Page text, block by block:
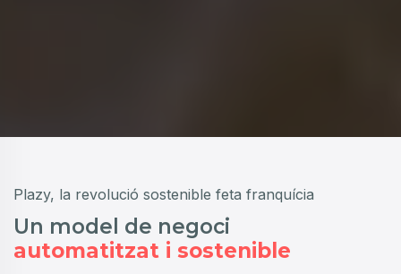
Plazy, la revolució sostenible feta franquícia
Un model de negoci
automatitzat i sostenible